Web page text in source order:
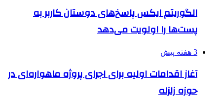
الگوریتم ایکس پاسخ‌های دوستان کاربر به
پست‌ها را اولویت می‌دهد
3 هفته پیش
آغاز اقدامات اولیه برای اجرای پروژه ماهواره‌ای در
حوزه زلزله